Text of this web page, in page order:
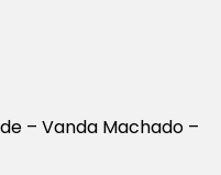
– Vanda Machado –